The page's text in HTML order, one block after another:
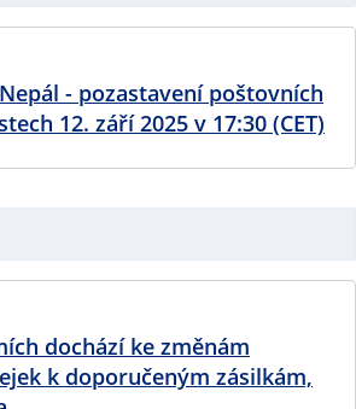
- pozastavení poštovních
12. září 2025 v 17:30 (CET)
dochází ke změnám
k doporučeným zásilkám,